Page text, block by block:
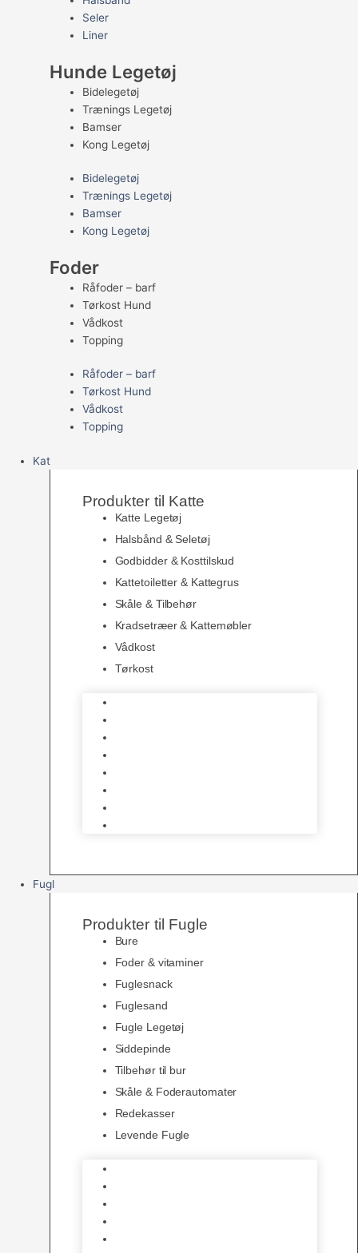
Seler
Liner
Hunde Legetøj
Bidelegetøj
Trænings Legetøj
Bamser
Kong Legetøj
Bidelegetøj
Trænings Legetøj
Bamser
Kong Legetøj
Foder
Råfoder – barf
Tørkost Hund
Vådkost
Topping
Råfoder – barf
Tørkost Hund
Vådkost
Topping
Kat
Produkter til Katte
Katte Legetøj
Halsbånd & Seletøj
Godbidder & Kosttilskud
Kattetoiletter & Kattegrus
Skåle & Tilbehør
Kradsetræer & Kattemøbler
Vådkost
Tørkost
Fugl
Produkter til Fugle
Bure
Foder & vitaminer
Fuglesnack
Fuglesand
Fugle Legetøj
Siddepinde
Tilbehør til bur
Skåle & Foderautomater
Redekasser
Levende Fugle